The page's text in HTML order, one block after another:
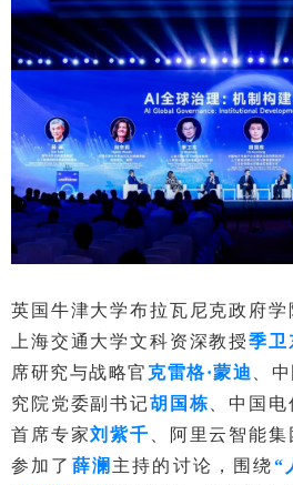
英国牛津大学布拉瓦尼克政府
上海交通大学文科资深教授季卫
席研究与战略官 克雷格·蒙迪
、
究院党委副书记胡国栋 、中国
首席专家刘紫千 、阿里云智能
参加了 薛澜 主持的讨论，围绕“